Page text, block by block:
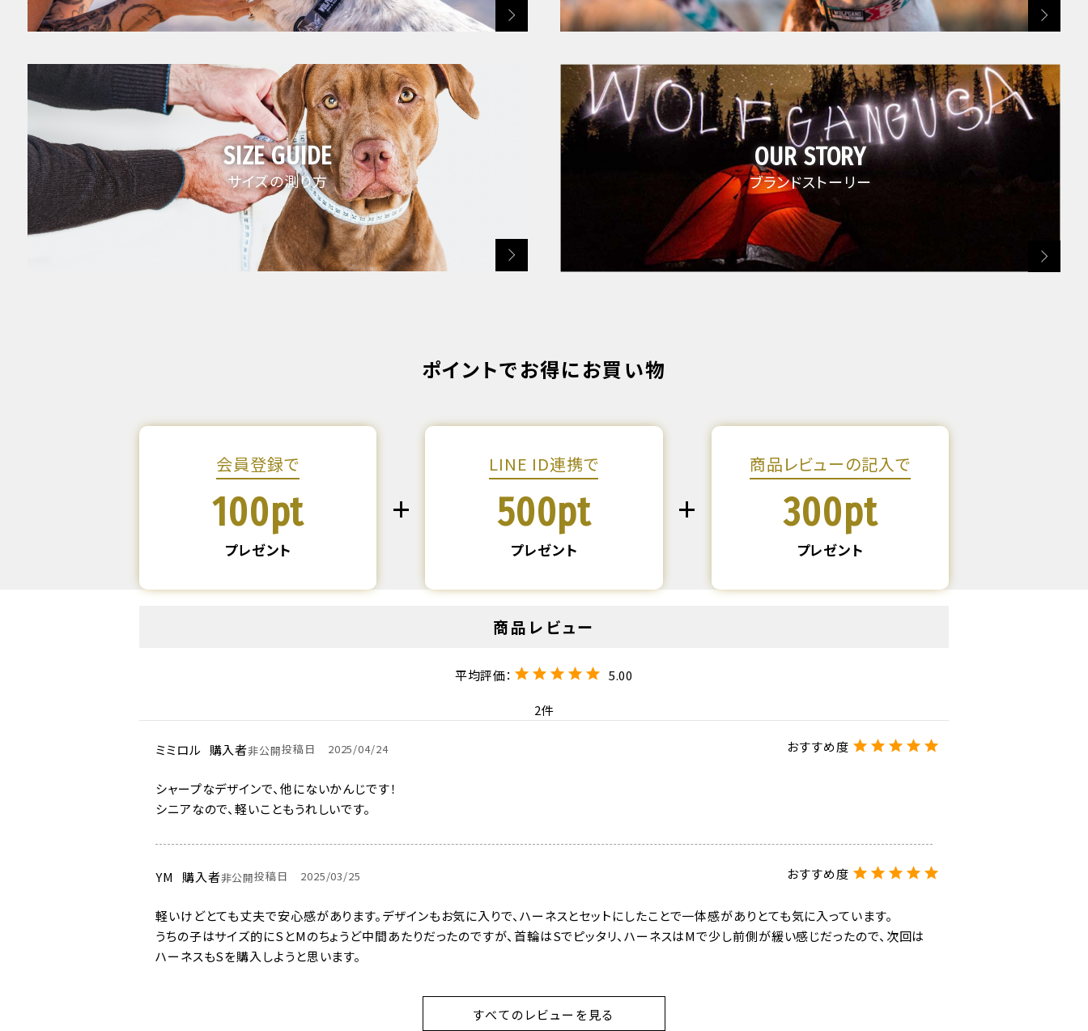
SIZE GUIDE
サイズの測り方
OUR STORY
ブランドストーリー
ポイントでお得にお買い物
会員登録で
100pt
プレゼント
LINE ID連携で
500pt
プレゼント
商品レビューの記入で
300pt
プレゼント
5.00
2
ミミロル 購入者非公開投稿日 2025/04/24
シャープなデザインで、他にないかんじです！
シニアなので、軽いこともうれしいです。
YM 購入者非公開投稿日 2025/03/25
軽いけどとても丈夫で安心感があります。デザインもお気に入りで、ハーネスとセットにしたことで一体感がありとても気に入っています。
うちの子はサイズ的にSとMのちょうど中間あたりだったのですが、首輪はSでピッタリ、ハーネスはMで少し前側が緩い感じだったので、次回は
ハーネスもSを購入しようと思います。
すべてのレビューを見る